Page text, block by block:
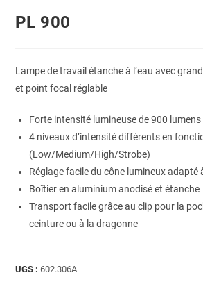
PL 900
Lampe de travail étanche à l’eau avec
et point focal réglable
Forte intensité lumineuse de 900 lumens
4 niveaux d’intensité différents en
(Low/Medium/High/Strobe)
Réglage facile du cône lumineux adapté
Boîtier en aluminium anodisé et étanche
Transport facile grâce au clip pour la
ceinture ou à la dragonne
UGS :602.306A